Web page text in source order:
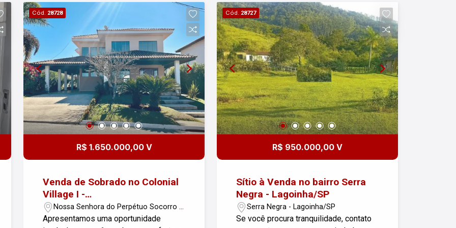
ou agendar uma visita, entre em
contato!
Cód. 28728
R$ 1.650.000,00 V
Venda de Sobrado no Colonial
Village I -
Pindamonhangaba/SP
Nossa Senhora do Perpétuo Socorro -
Pindamonhangaba/SP
Apresentamos uma oportunidade
Cód. 28727
R$ 950.000,00 V
Sítio à Venda no bairro Serra
Negra - Lagoinha/SP
Serra Negra - Lagoinha/SP
Se você procura tranquilidade, contato